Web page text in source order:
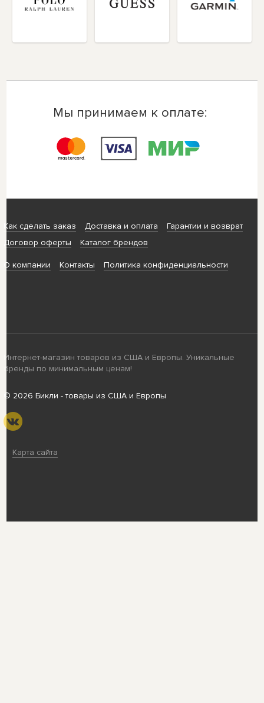
Мы принимаем к оплате:
Как сделать заказ Доставка и оплата
Гарантии и возврат
Договор оферты
Каталог брендов
О компании Контакты Политика конфиденциальности
Интернет-магазин товаров из США и Европы. Уникальные
бренды по минимальным ценам!
© 2026 Бикли - товары из США и Европы
Карта сайта